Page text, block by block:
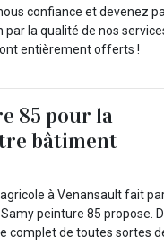
confiance et devenez
la qualité de nos
entièrement offerts !
85 pour la
bâtiment
à Venansault fait
peinture 85 propose.
complet de toutes sortes